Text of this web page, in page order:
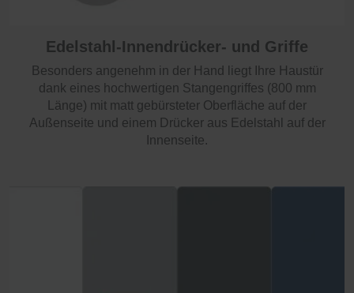
Edelstahl-Innendrücker- und Griffe
Besonders angenehm in der Hand liegt Ihre Haustür
dank eines hochwertigen Stangengriffes (800 mm
Länge) mit matt gebürsteter Oberfläche auf der
Außenseite und einem Drücker aus Edelstahl auf der
Innenseite.